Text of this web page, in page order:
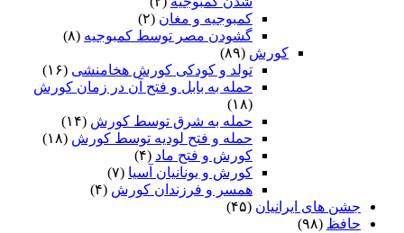
کمبوجیه و مغان (۲)
گشودن مصر توسط کمبوجیه (۸)
کورش (۸۹)
تولد و کودکی کورش هخامنشی (۱۶)
حمله به بابل و فتح آن در زمان کورش
(۱۸)
حمله به شرق توسط کورش (۱۴)
حمله و فتح لودیه توسط کورش (۱۸)
کورش و فتح ماد (۴)
کورش و یونانیان آسیا (۷)
همسر و فرزندان کورش (۴)
جشن های ایرانیان (۴۵)
حافظ (۹۸)